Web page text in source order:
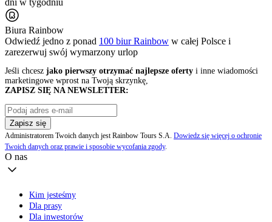
Biura Rainbow
Odwiedź jedno z ponad 100 biur Rainbow w całej Polsce i
zarezerwuj swój wymarzony urlop
Jeśli chcesz jako pierwszy otrzymać najlepsze oferty i inne wiadomości
marketingowe wprost na Twoją skrzynkę,
ZAPISZ SIĘ NA NEWSLETTER:
Zapisz się
Administratorem Twoich danych jest Rainbow Tours S.A. Dowiedz się więcej o ochronie
Twoich danych oraz prawie i sposobie wycofania zgody.
O nas
Kim jesteśmy
Dla prasy
Dla inwestorów